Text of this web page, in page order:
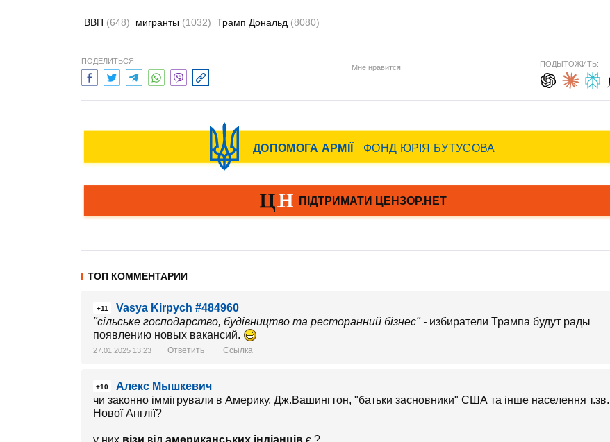
ВВП (648) мигранты (1032) Трамп Дональд (8080)
ПОДЕЛИТЬСЯ:
Мне нравится ПОДЫТОЖИТЬ:
ТОП КОММЕНТАРИИ
+11
Vasya Kirpych #484960
"сільське господарство, будівництво та ресторанний бізнес" - избиратели Трампа будут рады
появлению новых вакансий.
27.01.2025 13:23 Ответить Ссылка
+10
Алекс Мышкевич
чи законно іммігрували в Америку, Дж.Вашингтон, "батьки засновники" США та інше населення т.зв.
Нової Англії?
у них візи від американських індіанців є ?